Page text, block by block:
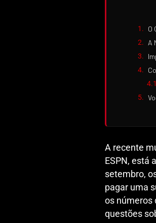
O
A
A recente
ESPN, está
setembro,
pagar uma
os números
questões